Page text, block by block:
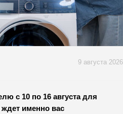
9 августа 2026
с 10 по 16 августа для
ждет именно вас